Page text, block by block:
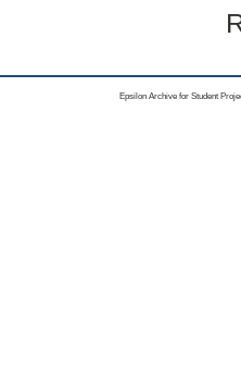
Epsilon Archive for Student